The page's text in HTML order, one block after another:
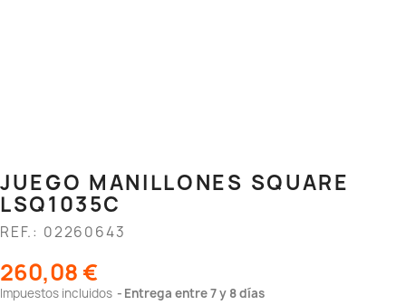
JUEGO MANILLONES SQUARE
LSQ1035C
REF.: 02260643
260,08 €
Impuestos incluidos Entrega entre 7 y 8 días